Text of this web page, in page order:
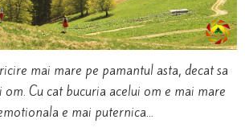
mai mare pe pamantul asta, decat sa
Cu cat bucuria acelui om e mai mare
e mai puternica…